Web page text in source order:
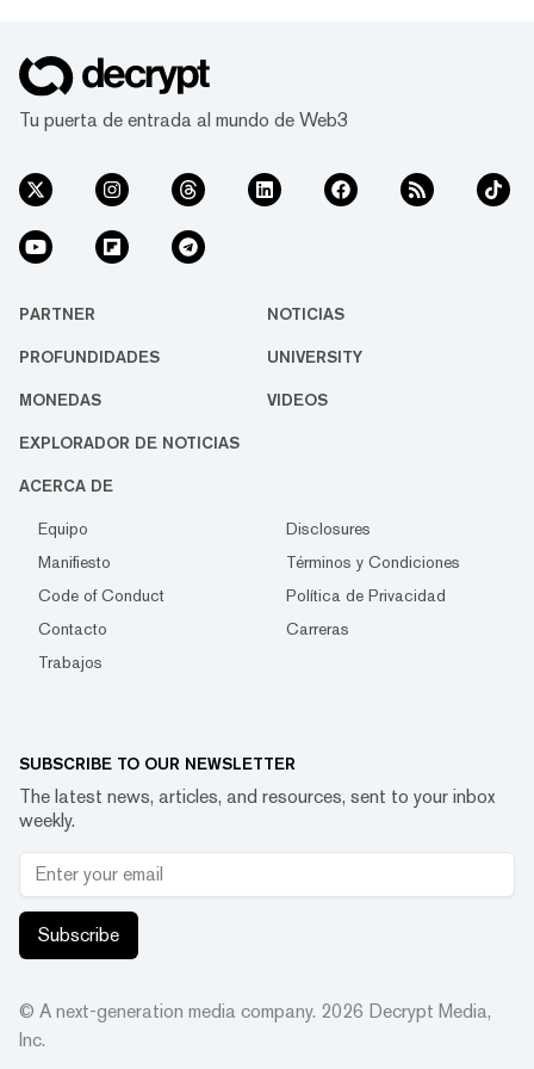
Tu puerta de entrada al mundo de Web3
PARTNER NOTICIAS
PROFUNDIDADES UNIVERSITY
MONEDAS VIDEOS
EXPLORADOR DE NOTICIAS
ACERCA DE
Equipo
Disclosures
Manifiesto
Términos y Condiciones
Code of Conduct
Política de Privacidad
Contacto
Carreras
Trabajos
SUBSCRIBE TO OUR NEWSLETTER
The latest news, articles, and resources, sent to your inbox
weekly.
Subscribe
© A next-generation media company. 2026 Decrypt Media,
Inc.